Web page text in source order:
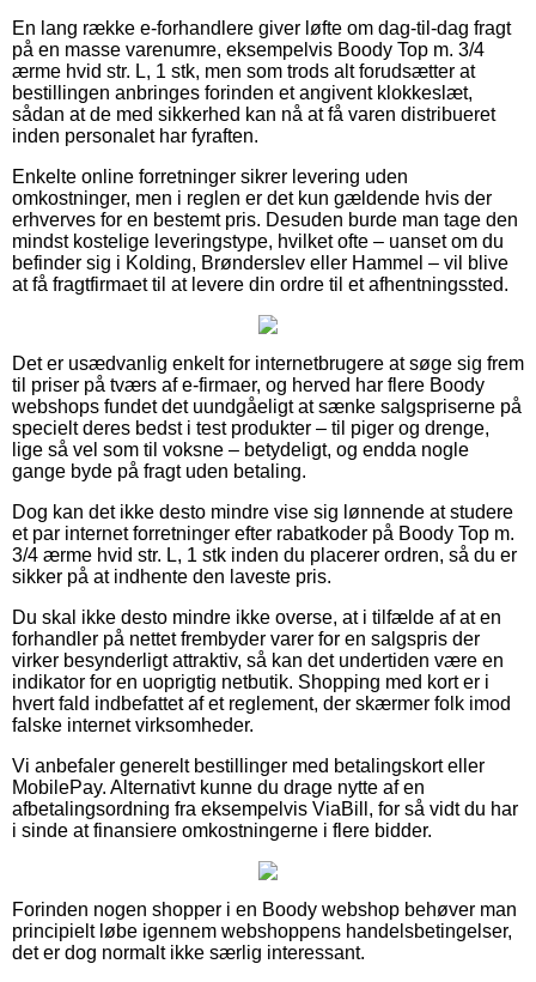
En lang række e-forhandlere giver løfte om dag-til-dag fragt
på en masse varenumre, eksempelvis Boody Top m. 3/4
ærme hvid str. L, 1 stk, men som trods alt forudsætter at
bestillingen anbringes forinden et angivent klokkeslæt,
sådan at de med sikkerhed kan nå at få varen distribueret
inden personalet har fyraften.
Enkelte online forretninger sikrer levering uden
omkostninger, men i reglen er det kun gældende hvis der
erhverves for en bestemt pris. Desuden burde man tage den
mindst kostelige leveringstype, hvilket ofte – uanset om du
befinder sig i Kolding, Brønderslev eller Hammel – vil blive
at få fragtfirmaet til at levere din ordre til et afhentningssted.
Det er usædvanlig enkelt for internetbrugere at søge sig frem
til priser på tværs af e-firmaer, og herved har flere Boody
webshops fundet det uundgåeligt at sænke salgspriserne på
specielt deres bedst i test produkter – til piger og drenge,
lige så vel som til voksne – betydeligt, og endda nogle
gange byde på fragt uden betaling.
Dog kan det ikke desto mindre vise sig lønnende at studere
et par internet forretninger efter rabatkoder på Boody Top m.
3/4 ærme hvid str. L, 1 stk inden du placerer ordren, så du er
sikker på at indhente den laveste pris.
Du skal ikke desto mindre ikke overse, at i tilfælde af at en
forhandler på nettet frembyder varer for en salgspris der
virker besynderligt attraktiv, så kan det undertiden være en
indikator for en uoprigtig netbutik. Shopping med kort er i
hvert fald indbefattet af et reglement, der skærmer folk imod
falske internet virksomheder.
Vi anbefaler generelt bestillinger med betalingskort eller
MobilePay. Alternativt kunne du drage nytte af en
afbetalingsordning fra eksempelvis ViaBill, for så vidt du har
i sinde at finansiere omkostningerne i flere bidder.
Forinden nogen shopper i en Boody webshop behøver man
principielt løbe igennem webshoppens handelsbetingelser,
det er dog normalt ikke særlig interessant.